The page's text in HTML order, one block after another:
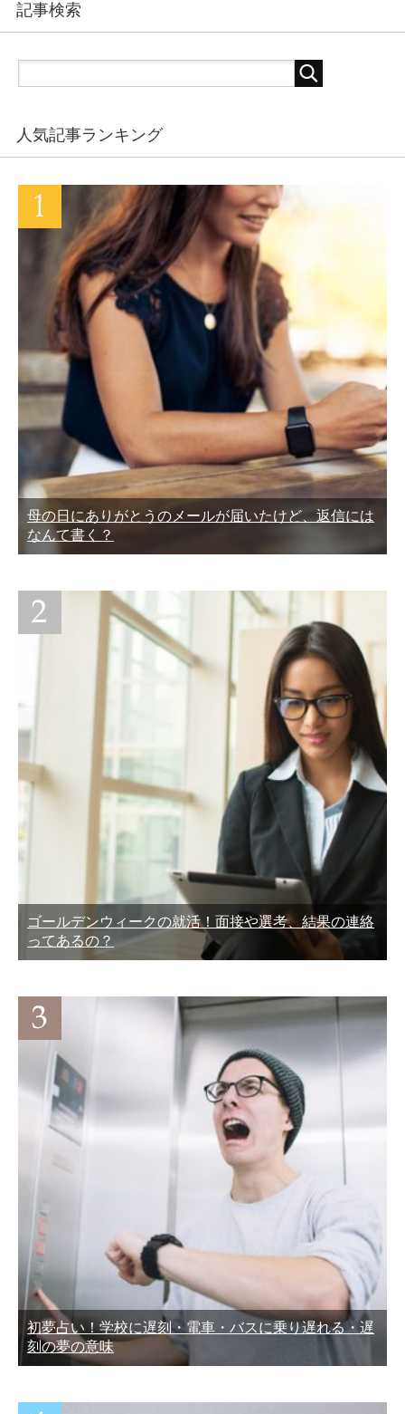
記事検索
人気記事ランキング
母の日にありがとうのメールが届いたけど、返信には
なんて書く？
ゴールデンウィークの就活！面接や選考、結果の連絡
ってあるの？
初夢占い！学校に遅刻・電車・バスに乗り遅れる・遅
刻の夢の意味